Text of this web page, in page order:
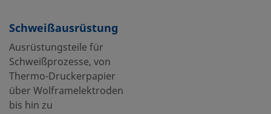
Schweißausrüstung
Ausrüstungsteile für
Schweißprozesse, von
Thermo-Druckerpapier
über Wolframelektroden
bis hin zu